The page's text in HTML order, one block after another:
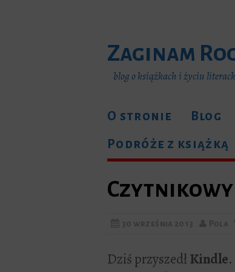
Zaginam
blog o książkach i życiu
O stronie Blog
Podróże z książką
Dziś przyszedłKindle